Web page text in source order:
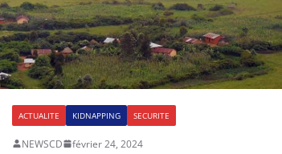
ACTUALITE KIDNAPPING SECURITE
NEWSCD février 24, 2024